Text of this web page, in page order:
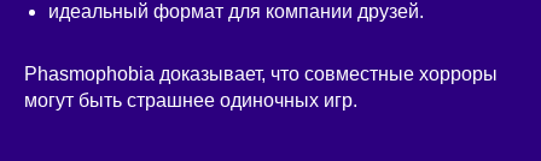
идеальный формат для компании друзей.
Phasmophobia доказывает, что совместные хорроры
могут быть страшнее одиночных игр.